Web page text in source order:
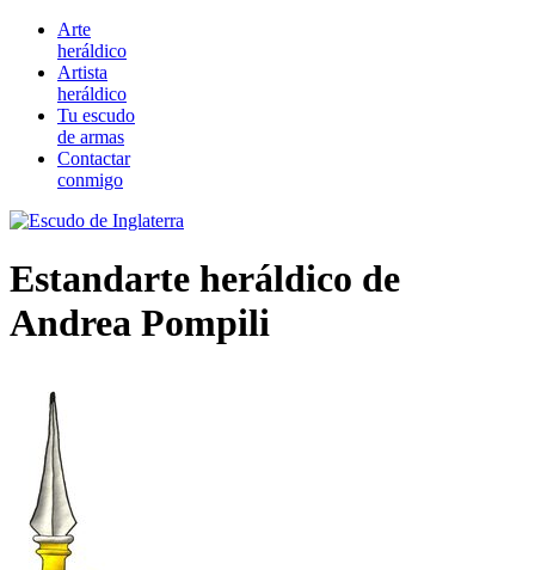
Arte
heráldico
Artista
heráldico
Tu escudo
de armas
Contactar
conmigo
Estandarte heráldico de
Andrea Pompili